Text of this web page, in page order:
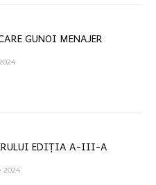
GUNOI MENAJER
EDIȚIA A-III-A
2024